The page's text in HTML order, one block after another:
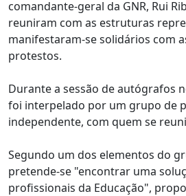
comandante-geral da GNR, Rui
reuniram com as estruturas
manifestaram-se solidários com
protestos.
Durante a sessão de autógrafos
foi interpelado por um grupo de
independente, com quem se
Segundo um dos elementos do
pretende-se "encontrar uma
profissionais da Educação",